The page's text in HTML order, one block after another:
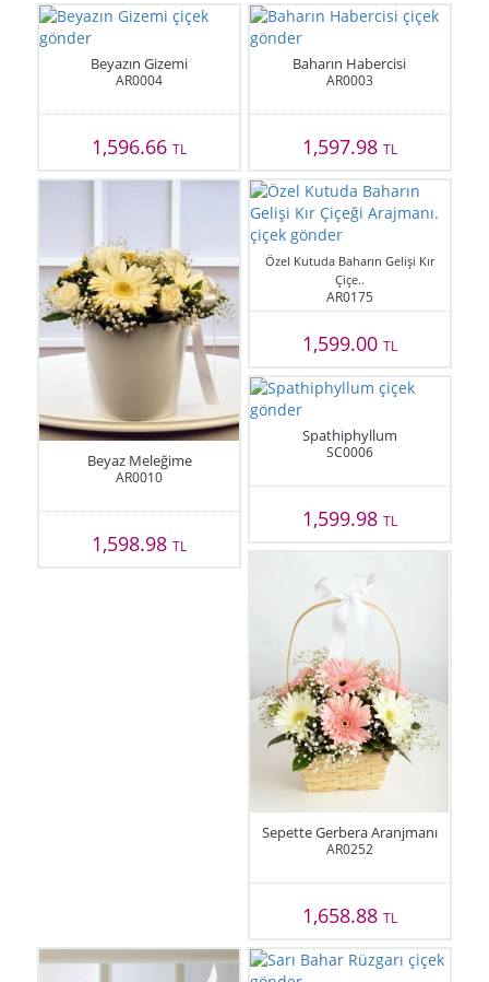
Beyazın Gizemi
AR0004
1,596.66TL
Baharın Habercisi
AR0003
1,597.98 TL
Beyaz Meleğime
AR0010
1,598.98TL
Özel Kutuda Baharın Gelişi Kır
Çiçe..
AR0175
1,599.00 TL
Spathiphyllum
SC0006
1,599.98 TL
Sepette Gerbera Aranjmanı
AR0252
1,658.88 TL